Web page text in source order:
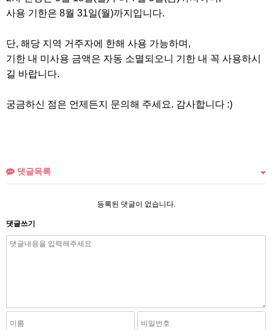
사용 기한은 8월 31일(월)까지입니다.
단, 해당 지역 거주자에 한해 사용 가능하며,
기한 내 미사용 금액은 자동 소멸되오니 기한 내 꼭 사용하시
길 바랍니다.
궁금하신 점은 언제든지 문의해 주세요. 감사합니다 :)
댓글목록
등록된 댓글이 없습니다.
댓글쓰기